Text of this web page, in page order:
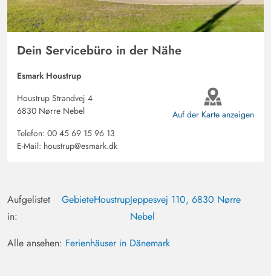
Dein Servicebüro in der Nähe
Esmark Houstrup
Houstrup Strandvej 4
6830 Nørre Nebel
Telefon: 00 45 69 15 96 13
E-Mail: houstrup@esmark.dk
Auf der Karte anzeigen
Aufgelistet
in:
GebieteHoustrupJeppesvej 110, 6830 Nørre
Nebel
Alle ansehen: Ferienhäuser in Dänemark